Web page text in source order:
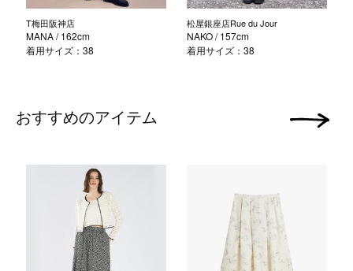
T梅田阪神店
MANA/ 162cm
着用サイズ：38
松屋銀座店Rue du Jour
NAKO/ 157cm
着用サイズ：38
おすすめのアイテム 次の画像